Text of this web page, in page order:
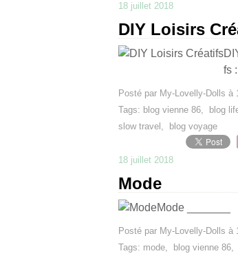
18 juillet 2018
DIY Loisirs
fs :
Posté par My-Lovelly-Dolls à
Tags: blog vienne 86, blog
slow travel , blog voyage
18 juillet 2018
Mode
Mode _______
Posté par My-Lovelly-Dolls à
Tags: mode, blog vienne 86,